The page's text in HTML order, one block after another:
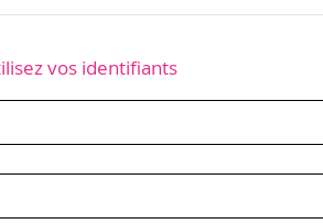
vos identifiants